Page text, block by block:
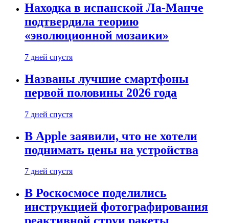
Находка в испанской Ла-Манче
подтвердила теорию
«эволюционной мозаики»
7 дней спустя
Названы лучшие смартфоны
первой половины 2026 года
7 дней спустя
В Apple заявили, что не хотели
поднимать цены на устройства
7 дней спустя
В Роскосмосе поделились
инструкцией фотографирования